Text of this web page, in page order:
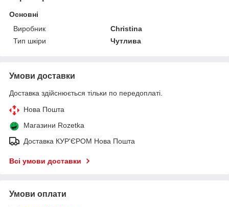
Основні
Виробник
Christina
Тип шкіри
Чутлива
Умови доставки
Доставка здійснюється тільки по передоплаті.
Нова Пошта
Магазини Rozetka
Доставка КУР'ЄРОМ Нова Пошта
Всі умови доставки
Умови оплати